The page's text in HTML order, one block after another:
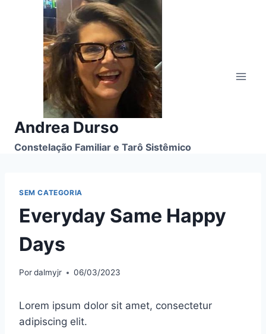
Conteúdo
Andrea Durso
Constelação Familiar e Tarô Sistêmico
SEM CATEGORIA
Everyday Same Happy
Days
Pordalmyjr 06/03/2023
Lorem ipsum dolor sit amet, consectetur
adipiscing elit.